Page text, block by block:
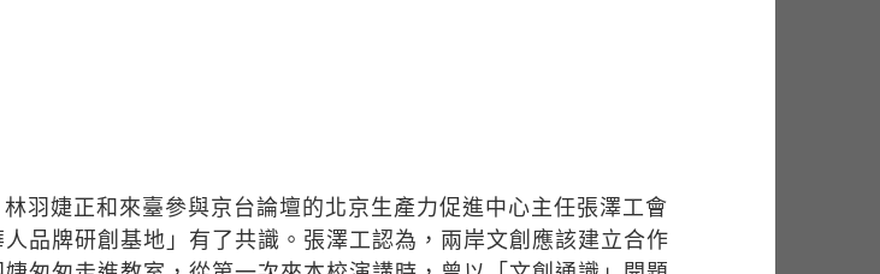
羽婕正和來臺參與京台論壇的北京生產力促進中心主任張澤工會
品牌研創基地」有了共識。張澤工認為，兩岸文創應該建立合作